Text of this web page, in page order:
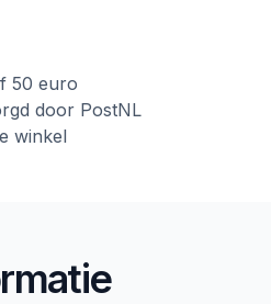
50 euro
door PostNL
winkel